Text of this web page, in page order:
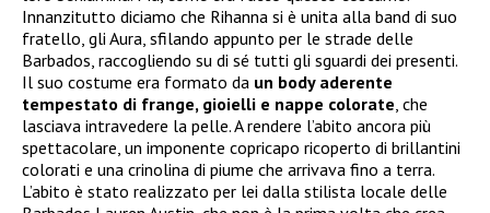
Innanzitutto diciamo che Rihanna si è unita alla band di suo
fratello, gli Aura, sfilando appunto per le strade delle
Barbados, raccogliendo su di sé tutti gli sguardi dei presenti.
Il suo costume era formato da un body aderente
tempestato di frange, gioielli e nappe colorate, che
lasciava intravedere la pelle. A rendere l’abito ancora più
spettacolare, un imponente copricapo ricoperto di brillantini
colorati e una crinolina di piume che arrivava fino a terra.
L’abito è stato realizzato per lei dalla stilista locale delle